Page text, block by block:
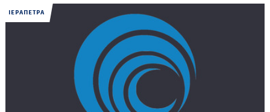
ΙΕΡΑΠΕΤΡΑ